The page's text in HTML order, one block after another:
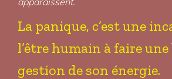
La panique, c’est une
l’être humain à faire
gestion de son énergie.